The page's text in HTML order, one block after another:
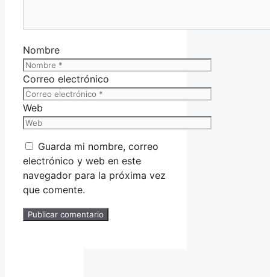
Nombre
Correo electrónico
Web
Guarda mi nombre, correo
electrónico y web en este
navegador para la próxima vez
que comente.